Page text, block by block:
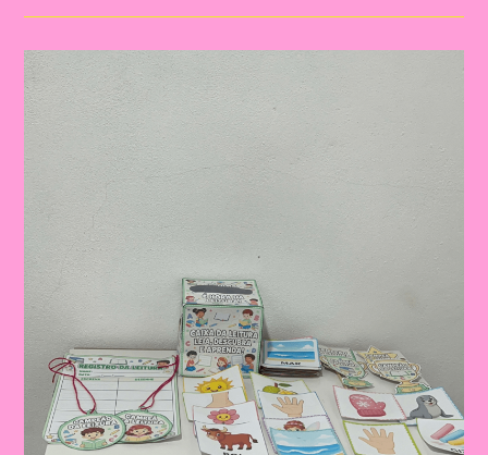
Dourado
Números
De
30